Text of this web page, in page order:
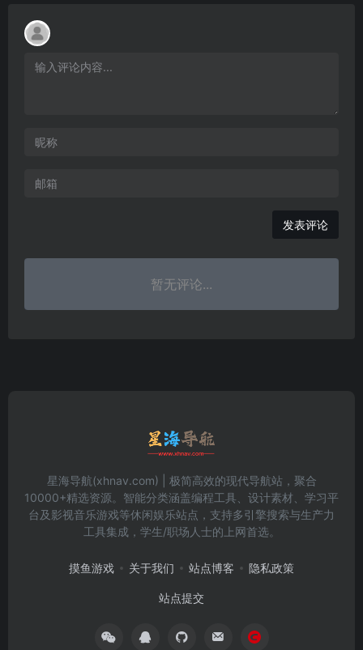
发表评论
暂无评论...
星海导航(xhnav.com) | 极简高效的现代导航站，聚合
10000+精选资源。智能分类涵盖编程工具、设计素材、学习平
台及影视音乐游戏等休闲娱乐站点，支持多引擎搜索与生产力
工具集成，学生/职场人士的上网首选。
摸鱼游戏 关于我们 站点博客 隐私政策
站点提交